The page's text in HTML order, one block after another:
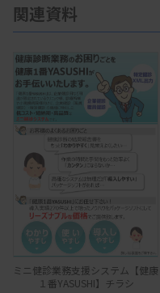
関連資料
ミニ健診業務支援システム【健康
１番YASUSHI】チラシ